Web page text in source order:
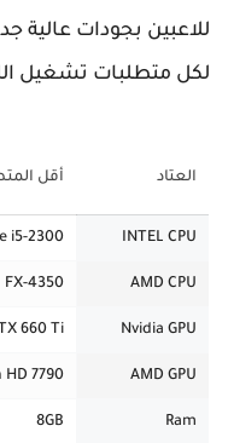
للاعبين بجودات عالية
لكل متطلبات تشغيل
العتاد أقل
INTEL CPU
i5-2300
AMD CPU
FX-4350
Nvidia GPU
660 Ti
AMD GPU
HD 7790
Ram
8GB